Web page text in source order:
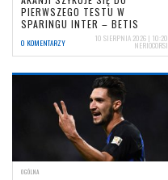
PIERWSZEGO TESTU W
SPARINGU INTER – BETIS
0 KOMENTARZY 10 SIERPNIA 2026 | 10:20
NERIOCORSI
OGÓLNA